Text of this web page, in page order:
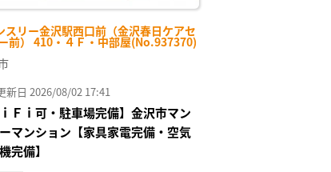
スリー金沢駅西口前（金沢春日ケアセ
前） 410・４Ｆ・中部屋(No.937370)
新日 2026/08/02 17:41
ｉＦｉ可・駐車場完備】金沢市マン
マンション【家具家電完備・空気
完備】